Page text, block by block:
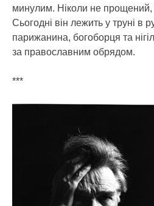
минулим. Ніколи не прощений,
Сьогодні він лежить у труні в
парижанина, богоборця та
за православним обрядом.
***